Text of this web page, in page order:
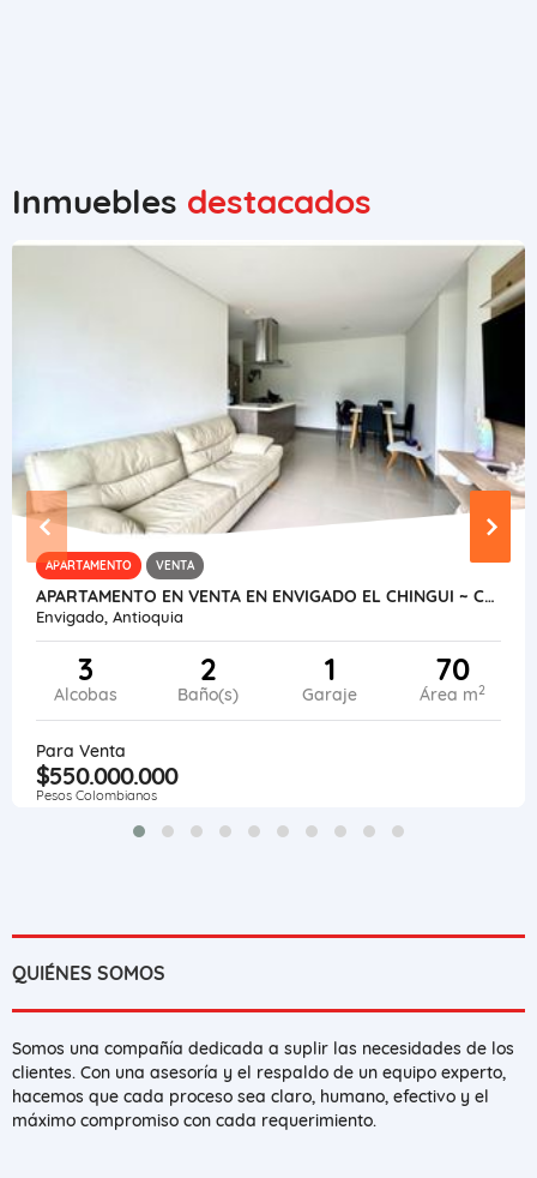
Inmuebles destacados
APARTAMENTO VENTA
APARTAMENTO EN VENTA EN ENVIGADO EL CHINGUI ~ CALIFORNIA
Envigado, Antioquia
3
Alcobas
2
Baño(s)
1
Garaje
70
Área m2
Para Venta
$550.000.000
Pesos Colombianos
QUIÉNES SOMOS
Somos una compañía dedicada a suplir las necesidades de los
clientes. Con una asesoría y el respaldo de un equipo experto,
hacemos que cada proceso sea claro, humano, efectivo y el
máximo compromiso con cada requerimiento.